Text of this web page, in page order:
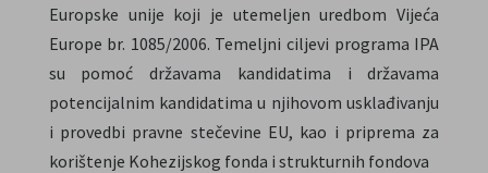
Europske unije koji je utemeljen uredbom Vijeća
Europe br. 1085/2006. Temeljni ciljevi programa IPA
su pomoć državama kandidatima i državama
potencijalnim kandidatima u njihovom usklađivanju
i provedbi pravne stečevine EU, kao i priprema za
korištenje Kohezijskog fonda i strukturnih fondova